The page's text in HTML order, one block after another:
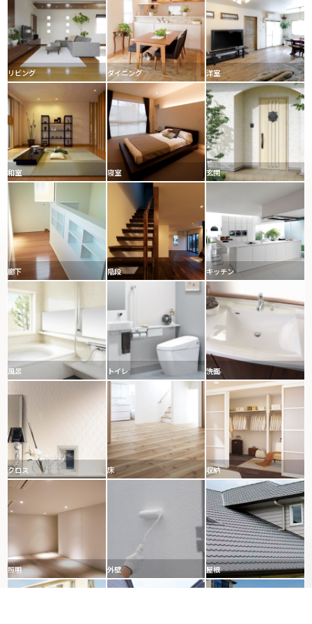
リビング ダイニング 洋室
和室 寝室 玄関
廊下 階段 キッチン
風呂 トイレ 洗面
クロス 床 収納
照明 外壁 屋根